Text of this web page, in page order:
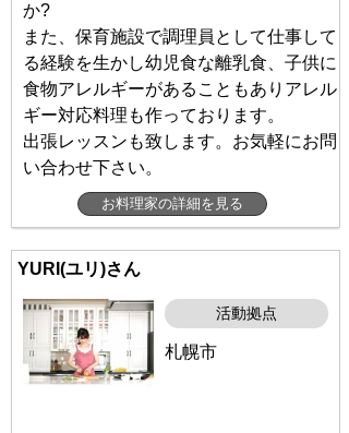
か?
また、保育施設で調理員として仕事して
る経験を生かし幼児食な離乳食、子供に
食物アレルギーがあることもありアレル
ギー対応料理も作っております。
出張レッスンも致します。お気軽にお問
い合わせ下さい。
お料理家の詳細を見る
YURI(ユリ)さん
活動拠点
札幌市